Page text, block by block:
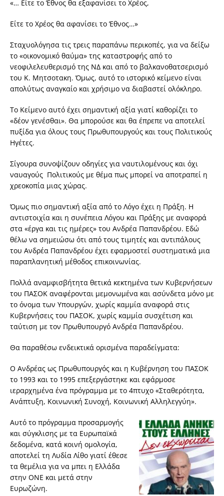
«… Είτε το Έθνος θα εξαφανίσει το Χρέος,
Είτε το Χρέος θα αφανίσει το Έθνος…»
Σταχυολόγησα τις τρεις παραπάνω περικοπές, για να δείξω
το «οικονομικό θαύμα» της καταστροφής από το
νεοφιλελευθερισμό της ΝΔ και από το βαλκανοθατσερισμό
του Κ. Μητσοτακη. Όμως, αυτό το ιστορικό κείμενο είναι
απολύτως αναγκαίο και χρήσιμο να διαβαστεί ολόκληρο.
Το Κείμενο αυτό έχει σημαντική αξία γιατί καθορίζει το
«δέον γενέσθαι». Θα μπορούσε και θα έπρεπε να αποτελεί
πυξίδα για όλους τους Πρωθυπουργούς και τους Πολιτικούς
Ηγέτες.
Σίγουρα συνοψίζουν οδηγίες για ναυτιλομένους και όχι
ναυαγούς Πολιτικούς με θέμα πως μπορεί να αποτραπεί η
χρεοκοπία μιας χώρας.
Όμως πιο σημαντική αξία από το Λόγο έχει η Πράξη. Η
αντιστοιχία και η συνέπεια Λόγου και Πράξης με αναφορά
στα «έργα και τις ημέρες» του Ανδρέα Παπανδρέου. Εδώ
θέλω να σημειώσω ότι από τους τιμητές και αντιπάλους
του Ανδρέα Παπανδρέου έχει εφαρμοστεί συστηματικά μια
παραπλανητική μέθοδος επικοινωνίας.
Πολλά αναμφισβήτητα θετικά κεκτημένα των Κυβερνήσεων
του ΠΑΣΟΚ αναφέρονται μεμονωμένα και ασύνδετα μόνο με
το όνομα των Υπουργών, χωρίς καμμία αναφορά στις
Κυβερνήσεις του ΠΑΣΟΚ, χωρίς καμμία συσχέτιση και
ταύτιση με τον Πρωθυπουργό Ανδρέα Παπανδρέου.
Θα παραθέσω ενδεικτικά ορισμένα παραδείγματα:
Ο Ανδρέας ως Πρωθυπουργός και η Κυβέρνηση του ΠΑΣΟΚ
το 1993 και το 1995 επεξεργάστηκε και εφάρμοσε
ιεραρχημένα ένα πρόγραμμα με το 4πτυχο «Σταθερότητα,
Ανάπτυξη, Κοινωνική Συνοχή, Κοινωνική Αλληλεγγύη».
Αυτό το πρόγραμμα προσαρμογής
και σύγκλισης με τα Ευρωπαϊκά
δεδομένα, κατά κοινή ομολογία,
αποτελεί τη Λυδία Λίθο γιατί έθεσε
τα θεμέλια για να μπει η Ελλάδα
στην ΟΝΕ και μετά στην
Ευρωζώνη.